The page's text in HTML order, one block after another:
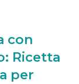
con
Ricetta
per